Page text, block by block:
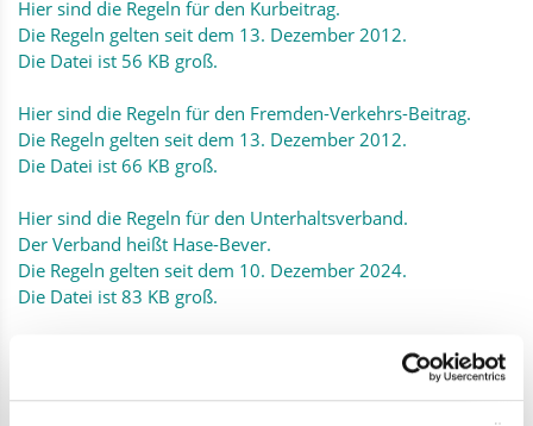
Hier sind die Regeln für den Kurbeitrag.
Die Regeln gelten seit dem 13. Dezember 2012.
Die Datei ist 56 KB groß.
Hier sind die Regeln für den Fremden-Verkehrs-Beitrag.
Die Regeln gelten seit dem 13. Dezember 2012.
Die Datei ist 66 KB groß.
Hier sind die Regeln für den Unterhaltsverband.
Der Verband heißt Hase-Bever.
Die Regeln gelten seit dem 10. Dezember 2024.
Die Datei ist 83 KB groß.
Die Datei ist 114 KB groß.